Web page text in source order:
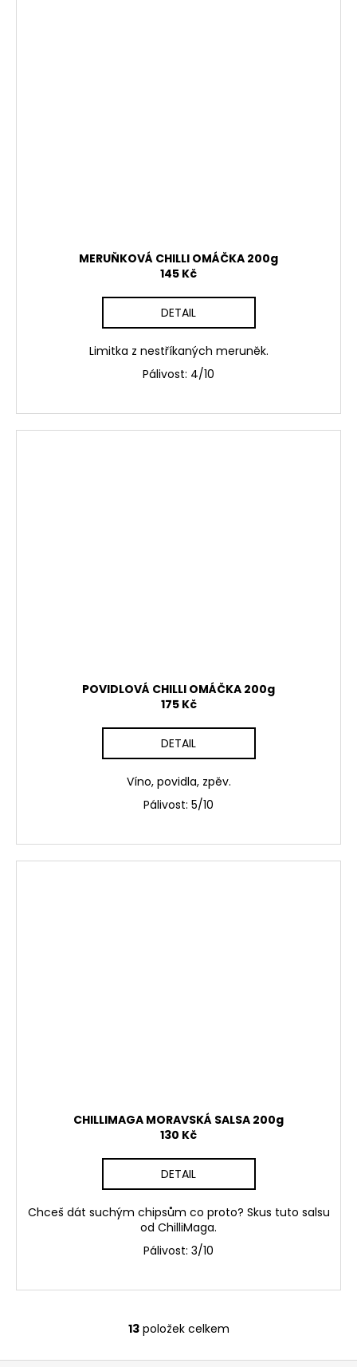
MERUŇKOVÁ CHILLI OMÁČKA 200g
145 Kč
DETAIL
Limitka z nestříkaných meruněk.
Pálivost: 4/10
POVIDLOVÁ CHILLI OMÁČKA 200g
175 Kč
DETAIL
Víno, povidla, zpěv.
Pálivost: 5/10
CHILLIMAGA MORAVSKÁ SALSA 200g
130 Kč
DETAIL
Chceš dát suchým chipsům co proto? Skus tuto salsu
od ChilliMaga.
Pálivost: 3/10
O
v
13položek celkem